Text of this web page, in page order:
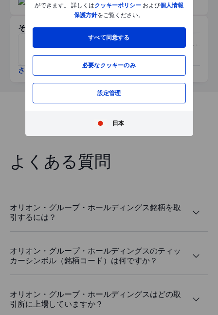
ができます。 詳しくはクッキーポリシー および個人情報
保護方針をご覧ください。
すべて同意する
必要なクッキーのみ
設定管理
日本
その他関連銘柄
ファイブロ・アニマル・ヘル
さらに表示
よくある質問
オリオン・グループ・ホールディングス銘柄を取
引するには？
オリオン・グループ・ホールディングスのティッ
カーシンボル（銘柄コード）は何ですか？
オリオン・グループ・ホールディングスはどの取
引所に上場していますか？